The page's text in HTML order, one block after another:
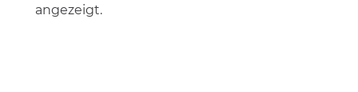
angezeigt.